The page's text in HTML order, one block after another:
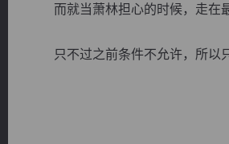
而就当萧林担心的时候，走在最
只不过之前条件不允许，所以